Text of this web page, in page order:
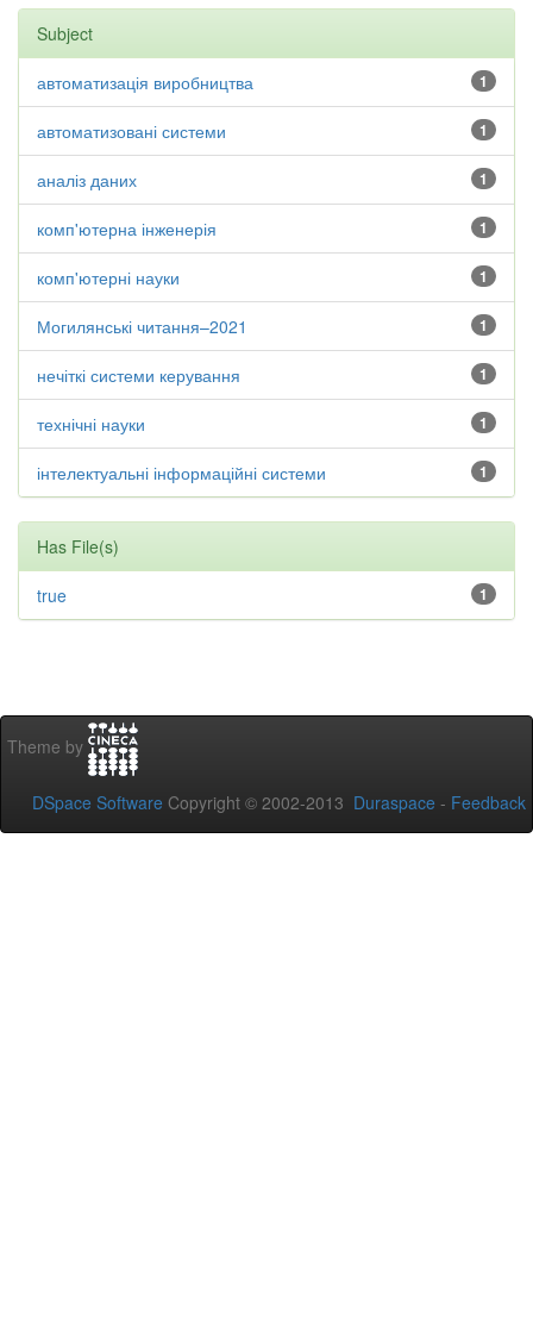
Subject
1
автоматизація виробництва
1
автоматизовані системи
1
аналіз даних
1
комп'ютерна інженерія
1
комп'ютерні науки
1
Могилянські читання–2021
1
нечіткі системи керування
1
технічні науки
1
інтелектуальні інформаційні системи
Has File(s)
1
true
Theme by
DSpace Software Copyright © 2002-2013 Duraspace - Feedback